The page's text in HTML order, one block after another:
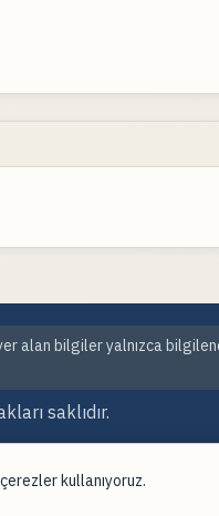
alan bilgiler yalnızca
saklıdır.
kullanıyoruz.